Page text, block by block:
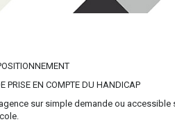
PRISE EN COMPTE DU HANDICAP
sur simple demande ou accessible